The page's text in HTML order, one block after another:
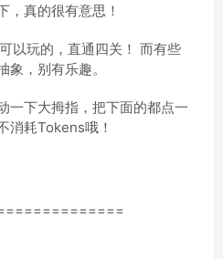
，真的很有意思！
以玩的，直通四关！ 而有些
，别有乐趣。
一下大拇指，把下面的都点一
消耗Tokens哦！